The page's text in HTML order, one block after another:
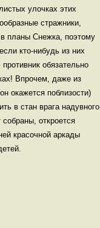
улочках этих
стражники,
в планы Снежка, поэтому
кто-нибудь из них
обязательно
Впрочем, даже из
окажется поблизости)
в стан врага надувного
откроется
красочной аркады